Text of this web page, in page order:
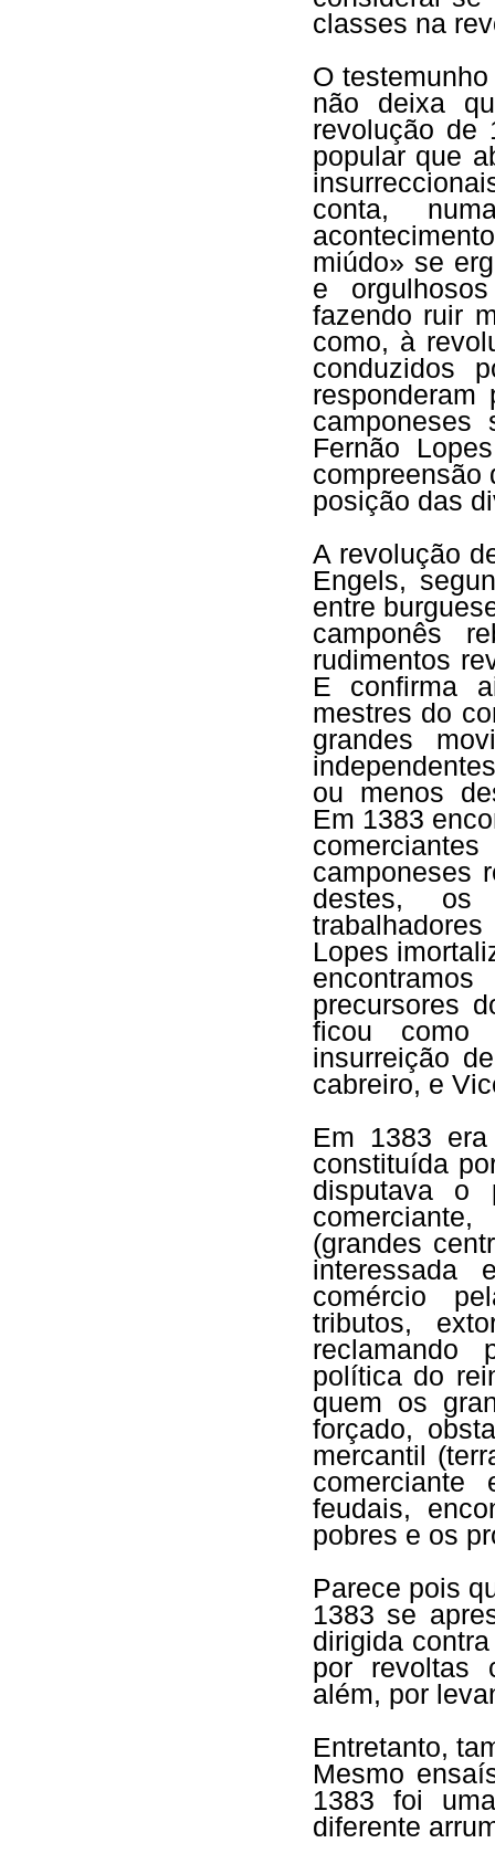
classes na
O
não deixa
revolução de
popular que
conta,
miúdo» se
e
fazendo ruir
como, à
conduzidos
Fernão
compreensão
posição das
A revolução
Engels,
entre
camponês
rudimentos
E confirma
mestres do
grandes
ou menos
Em 1383
camponeses
destes, os
Lopes
precursores
ficou como
insurreição
cabreiro, e
Em 1383
constituída
disputava o
(grandes
interessada
comércio
tributos,
reclamando
política do
quem os
forçado,
mercantil
feudais,
pobres e os
Parece pois
1383 se
dirigida
por revoltas
além, por
Entretanto,
Mesmo
1383 foi
diferente